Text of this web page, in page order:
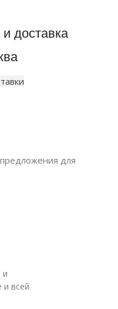
доставка
для
и
и всей